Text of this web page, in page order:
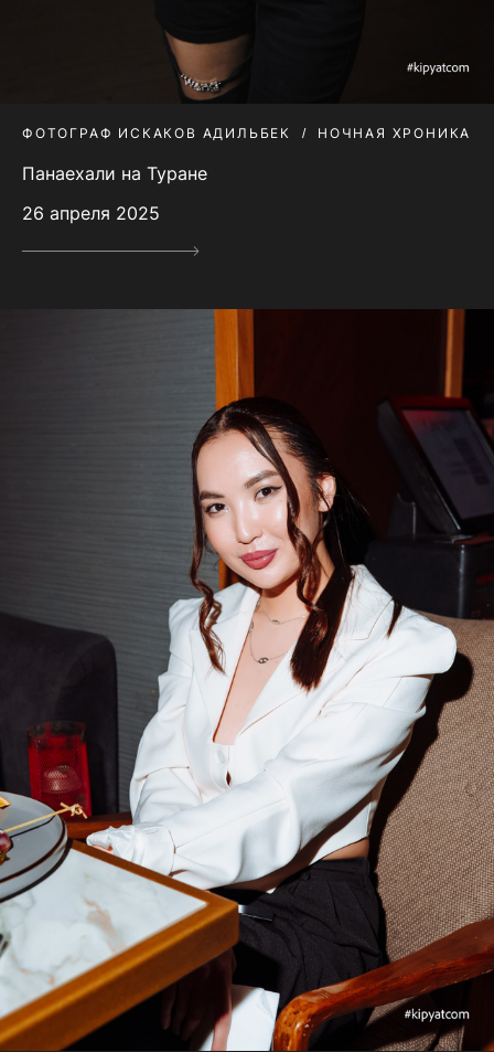
ФОТОГРАФ ИСКАКОВ АДИЛЬБЕК НОЧНАЯ ХРОНИКА
Панаехали на Туране
26 апреля 2025